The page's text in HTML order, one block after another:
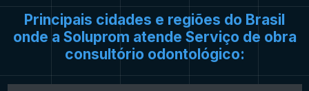
Principais cidades e regiões do Brasil
onde a Soluprom atende Serviço de obra
consultório odontológico: